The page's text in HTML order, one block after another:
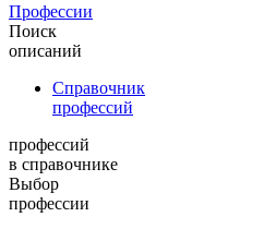
Профессии
Поиск
описаний
Справочник
профессий
профессий
в справочнике
Выбор
профессии